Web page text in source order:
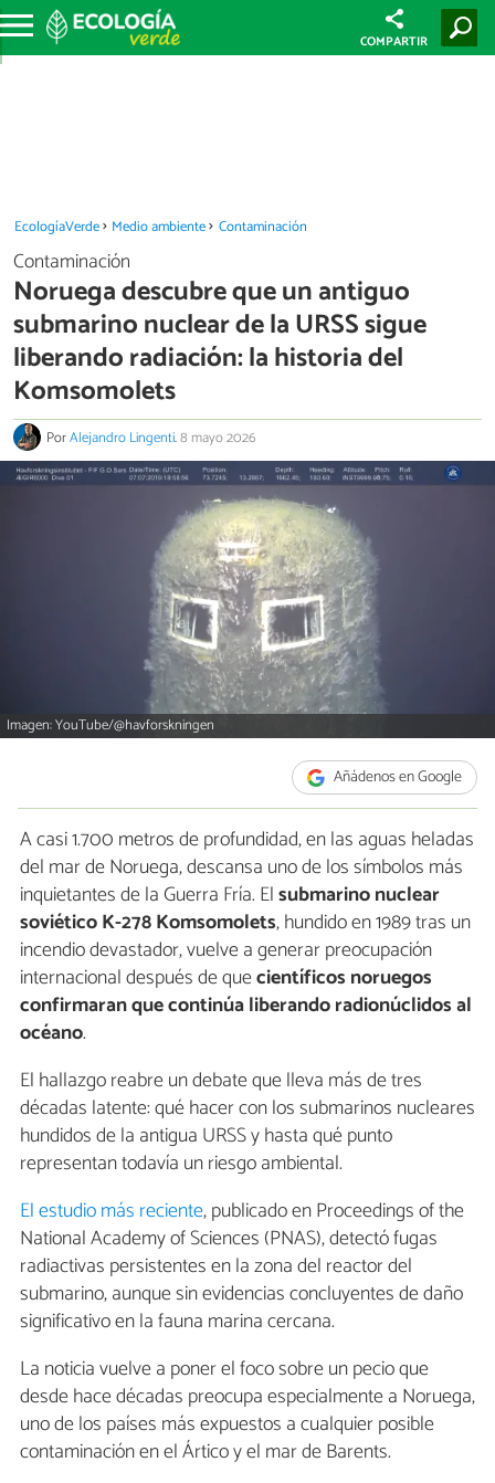
COMPARTIR
EcologíaVerde Medio ambiente Contaminación
Contaminación
Noruega descubre que un antiguo
submarino nuclear de la URSS sigue
liberando radiación: la historia del
Komsomolets
PorAlejandro Lingenti.8 mayo 2026
Imagen: YouTube/@havforskningen
Añádenos en Google
A casi 1.700 metros de profundidad, en las aguas heladas
del mar de Noruega, descansa uno de los símbolos más
inquietantes de la Guerra Fría. Elsubmarino nuclear
soviético K-278 Komsomolets, hundido en 1989 tras un
incendio devastador, vuelve a generar preocupación
internacional después de quecientíficos noruegos
confirmaran que continúa liberando radionúclidos al
océano.
El hallazgo reabre un debate que lleva más de tres
décadas latente: qué hacer con los submarinos nucleares
hundidos de la antigua URSS y hasta qué punto
representan todavía un riesgo ambiental.
El estudio más reciente, publicado en Proceedings of the
National Academy of Sciences (PNAS), detectó fugas
radiactivas persistentes en la zona del reactor del
submarino, aunque sin evidencias concluyentes de daño
significativo en la fauna marina cercana.
La noticia vuelve a poner el foco sobre un pecio que
desde hace décadas preocupa especialmente a Noruega,
uno de los países más expuestos a cualquier posible
contaminación en el Ártico y el mar de Barents.